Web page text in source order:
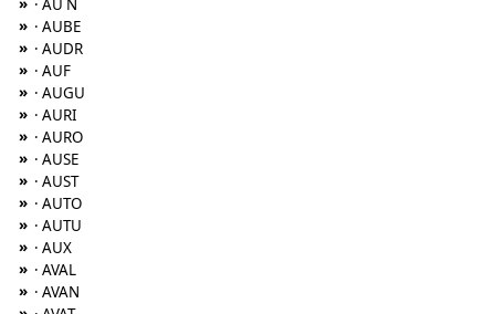
· AU N
» · AUBE
» · AUDR
» · AUF
» · AUGU
» · AURI
» · AURO
» · AUSE
» · AUST
» · AUTO
» · AUTU
» · AUX
» · AVAL
» · AVAN